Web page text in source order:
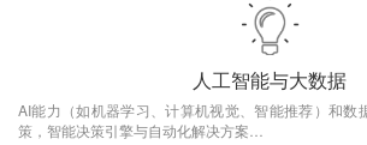
人工智能与大数据
AI能力（如机器学习、计算机视觉、智能推荐）和数
策，智能决策引擎与自动化解决方案…